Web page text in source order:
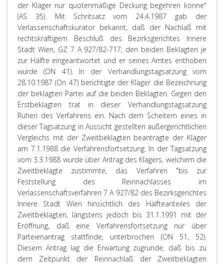
der Kläger nur quotenmäßige Deckung begehren könne"
(AS 35). Mit Schritsatz vom 24.4.1987 gab der
Verlassenschaftskurator bekannt, daß der Nachlaß mit
rechtskräftigem Beschluß des Bezirksgerichtes Innere
Stadt Wien, GZ 7 A 927/82-717, den beiden Beklagten je
zur Hälfte eingeantwortet und er seines Amtes enthoben
wurde (ON 41). In der Verhandlungstagsatzung vom
28.10.1987 (On 47) berichtigte der Kläger die Bezeichnung
der beklagten Partei auf die beiden Beklagten. Gegen den
Erstbeklagten trat in dieser Verhandlungstagsatzung
Ruhen des Verfahrens ein. Nach dem Scheitern eines in
dieser Tagsatzung in Aussicht gestellten außergerichtlichen
Vergleichs mit der Zweitbeklagten beantragte der Kläger
am 7.1.1988 die Verfahrensfortsetzung. In der Tagsatzung
vom 3.3.1988 wurde über Antrag des Klägers, welchem die
Zweitbeklagte zustimmte, das Verfahren "bis zur
Feststellung des Reinnachlasses im
Verlassenschaftsverfahren 7 A 927/82 des Bezirksgerichtes
Innere Stadt Wien hinsichtlich des Hälfteanteiles der
Zweitbeklagten, längstens jedoch bis 31.1.1991 mit der
Eröffnung, daß eine Verfahrensfortsetzung nur über
Parteienantrag stattfinde, unterbrochen (ON 51, 52).
Diesem Antrag lag die Erwartung zugrunde, daß bis zu
dem Zeitpunkt der Reinnachlaß der Zweitbeklagten